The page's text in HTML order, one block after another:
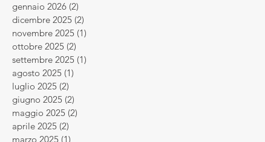
gennaio 2026 (2)
dicembre 2025 (2)
novembre 2025 (1)
ottobre 2025 (2)
settembre 2025 (1)
agosto 2025 (1)
luglio 2025 (2)
giugno 2025 (2)
maggio 2025 (2)
aprile 2025 (2)
marzo 2025 (1)